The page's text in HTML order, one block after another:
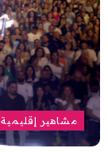
مشاهير إقليمية